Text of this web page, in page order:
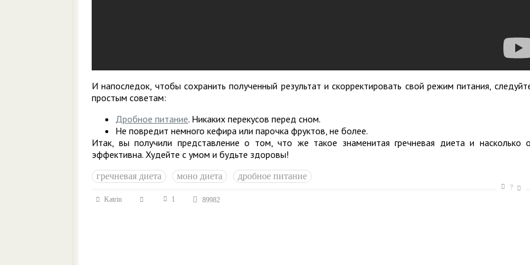
И напоследок, чтобы сохранить полученный результат и скорректировать свой режим питания,
простым советам:
Дробное питание. Никаких перекусов перед сном.
Не повредит немного кефира или парочка фруктов, не более.
Итак, вы получили представление о том, что же такое знаменитая гречневая диета и насколько
эффективна. Худейте с умом и будьте здоровы!
гречневая диета моно диета дробное питание
Katrin 1 89982
?